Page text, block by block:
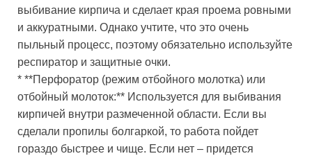
выбивание кирпича и сделает края проема ровными
и аккуратными. Однако учтите, что это очень
пыльный процесс, поэтому обязательно используйте
респиратор и защитные очки.
* **Перфоратор (режим отбойного молотка) или
отбойный молоток:** Используется для выбивания
кирпичей внутри размеченной области. Если вы
сделали пропилы болгаркой, то работа пойдет
гораздо быстрее и чище. Если нет – придется